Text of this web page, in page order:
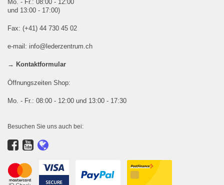
Mo. - Fr.: 08:00 - 12:00
und 13:00 - 17:00)
Fax: (+41) 44 730 45 02
e-mail: info@lederzentrum.ch
→ Kontaktformular
Öffnungszeiten Shop:
Mo. - Fr.: 08:00 - 12:00 und 13:00 - 17:30
Besuchen Sie uns auch bei: